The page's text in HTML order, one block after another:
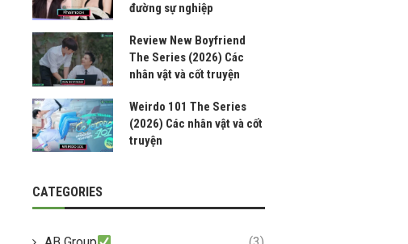
đường sự nghiệp
Review New Boyfriend
The Series (2026) Các
nhân vật và cốt truyện
Weirdo 101 The Series
(2026) Các nhân vật và cốt
truyện
CATEGORIES